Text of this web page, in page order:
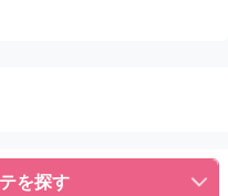
り大きな胸だったからそれ
を探す